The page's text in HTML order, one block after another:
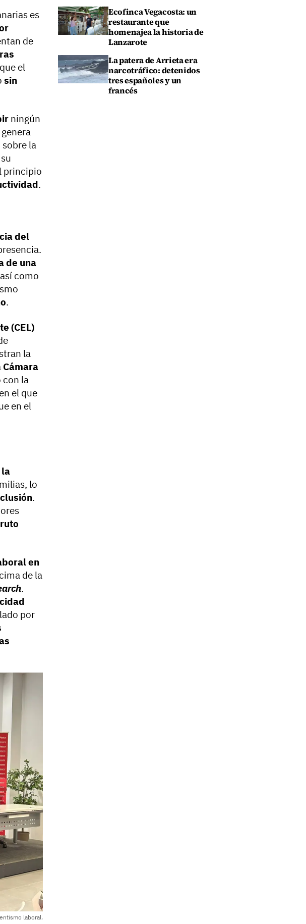
es
de
que el
sin
ningún
la
principio
.
del
de una
como
.
(CEL)
la
Cámara
con la
el que
en el
la
lo
.
en
de la
.
por
laboral.
Ecofinca Vegacosta: un
restaurante que
homenajea la historia de
Lanzarote
La patera de Arrieta era
narcotráfico: detenidos
tres españoles y un
francés